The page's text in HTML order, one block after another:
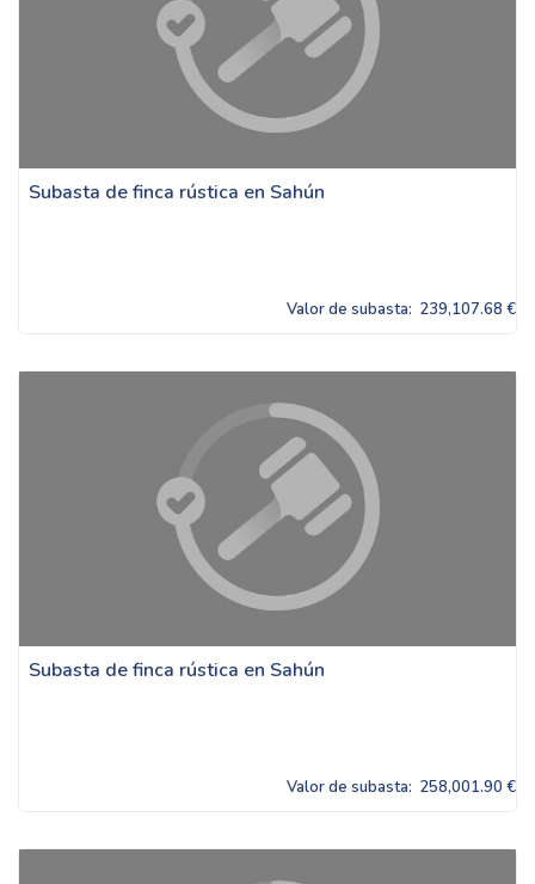
Subasta de finca rústica en Sahún
Valor de subasta: 239,107.68 €
Subasta de finca rústica en Sahún
Valor de subasta: 258,001.90 €